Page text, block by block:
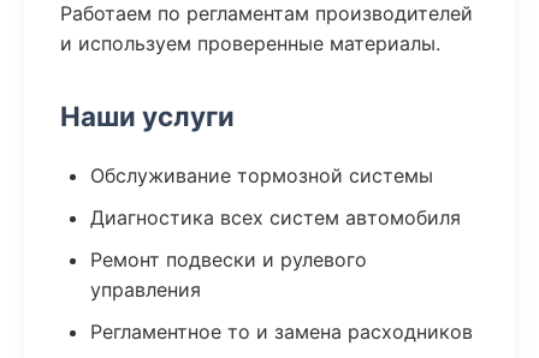
Работаем по регламентам производителей
и используем проверенные материалы.
Наши услуги
Обслуживание тормозной системы
Диагностика всех систем автомобиля
Ремонт подвески и рулевого
управления
Регламентное то и замена расходников